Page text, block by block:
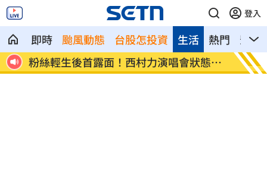
登入
即時 颱風動態 台股怎投資 熱門 影音
生活
金
粉絲輕生後首露面！西村力演唱會狀態超
好
阿信
目